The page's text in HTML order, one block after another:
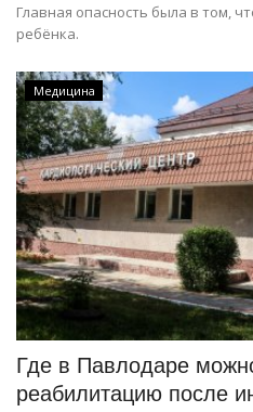
Главная опасность была в том,
ребёнка.
Медицина
Где в Павлодаре
реабилитацию после